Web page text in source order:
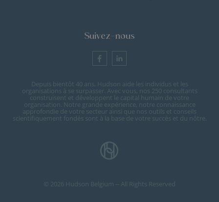
Suivez-nous
Depuis bientôt 40 ans, Hudson aide les individus et les
organisations à se surpasser. Avec vous, nos 250 consultants
construisent et développent le capital humain de votre
organisation. Notre grande expérience, notre connaissance
approfondie de votre secteur ainsi que nos outils et conseils
scientifiquement fondés sont à la base de votre succès et du nôtre.
© 2026 Hudson Belgium -- All Rights Reserved